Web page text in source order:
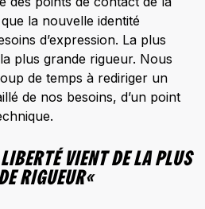
la nouvelle identité
d’expression. La plus
plus grande rigueur. Nous
de temps à rediriger un
de nos besoins, d’un point
VIENT DE LA PLUS
RIGUEUR«